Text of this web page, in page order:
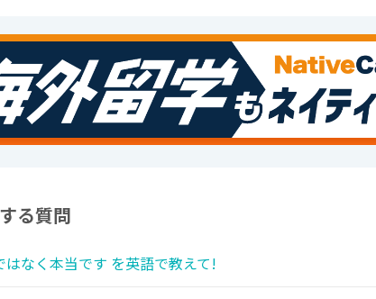
る質問
はなく本当です を英語で教えて!